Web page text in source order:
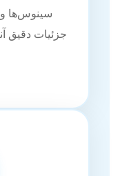
سینوس‌ها
جزئیات دقیق